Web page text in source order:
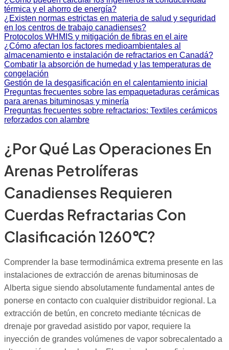
térmica y el ahorro de energía?
¿Existen normas estrictas en materia de salud y seguridad
en los centros de trabajo canadienses?
Protocolos WHMIS y mitigación de fibras en el aire
¿Cómo afectan los factores medioambientales al
almacenamiento e instalación de refractarios en Canadá?
Combatir la absorción de humedad y las temperaturas de
congelación
Gestión de la desgasificación en el calentamiento inicial
Preguntas frecuentes sobre las empaquetaduras cerámicas
para arenas bituminosas y minería
Preguntas frecuentes sobre refractarios: Textiles cerámicos
reforzados con alambre
¿Por Qué Las Operaciones En
Arenas Petrolíferas
Canadienses Requieren
Cuerdas Refractarias Con
Clasificación 1260℃?
Comprender la base termodinámica extrema presente en las
instalaciones de extracción de arenas bituminosas de
Alberta sigue siendo absolutamente fundamental antes de
ponerse en contacto con cualquier distribuidor regional. La
extracción de betún, en concreto mediante técnicas de
drenaje por gravedad asistido por vapor, requiere la
inyección de grandes volúmenes de vapor sobrecalentado a